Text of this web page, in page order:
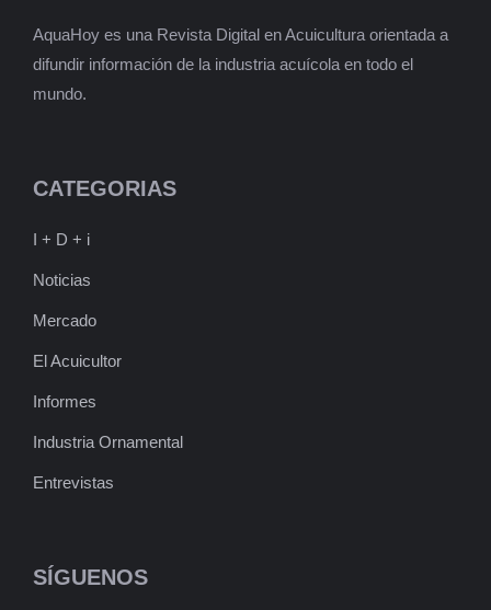
AquaHoy es una Revista Digital en Acuicultura orientada a
difundir información de la industria acuícola en todo el
mundo.
CATEGORIAS
I + D + i
Noticias
Mercado
El Acuicultor
Informes
Industria Ornamental
Entrevistas
SÍGUENOS